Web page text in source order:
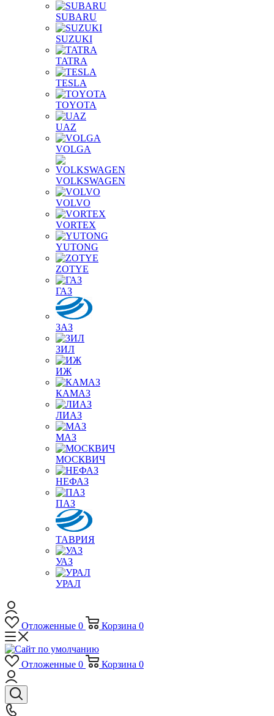
SUBARU
SUZUKI
TATRA
TESLA
TOYOTA
UAZ
VOLGA
VOLKSWAGEN
VOLVO
VORTEX
YUTONG
ZOTYE
ГАЗ
ЗАЗ
ЗИЛ
ИЖ
КАМАЗ
ЛИАЗ
МАЗ
МОСКВИЧ
НЕФАЗ
ПАЗ
ТАВРИЯ
УАЗ
УРАЛ
Отложенные 0 Корзина 0
Отложенные 0 Корзина 0